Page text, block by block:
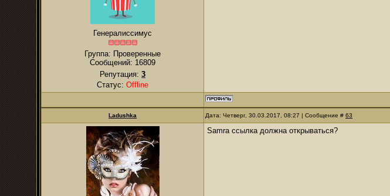
Генералиссимус
Группа: Проверенные
Сообщений: 16809
Репутация: 3
Статус: Offline
Ladushka Дата: Четверг, 30.03.2017, 08:27 | Сообщение # 63
Samra ссылка должна открываться?